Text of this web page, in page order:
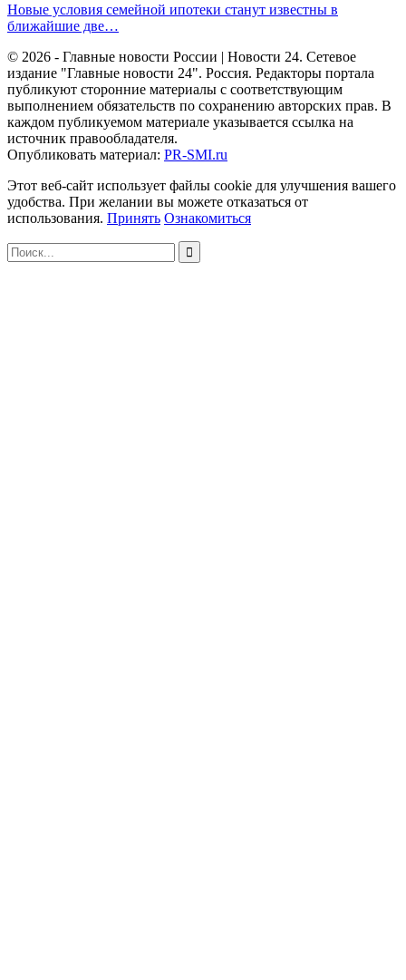
Новые условия семейной ипотеки станут известны в
ближайшие две…
© 2026 - Главные новости России | Новости 24. Сетевое
издание "Главные новости 24". Россия. Редакторы портала
публикуют сторонние материалы с соответствующим
выполнением обязательств по сохранению авторских прав. В
каждом публикуемом материале указывается ссылка на
источник правообладателя.
Опубликовать материал: PR-SMI.ru
Этот веб-сайт использует файлы cookie для улучшения вашего
удобства. При желании вы можете отказаться от
использования. Принять Ознакомиться